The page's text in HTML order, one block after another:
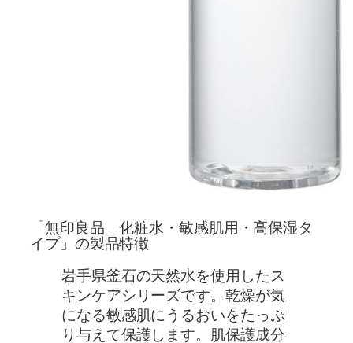
「無印良品 化粧水・敏感肌用・高保湿タ
イプ」の製品特徴
岩手県釜石の天然水を使用したス
キンケアシリーズです。乾燥が気
になる敏感肌にうるおいをたっぷ
り与えて保護します。肌保護成分